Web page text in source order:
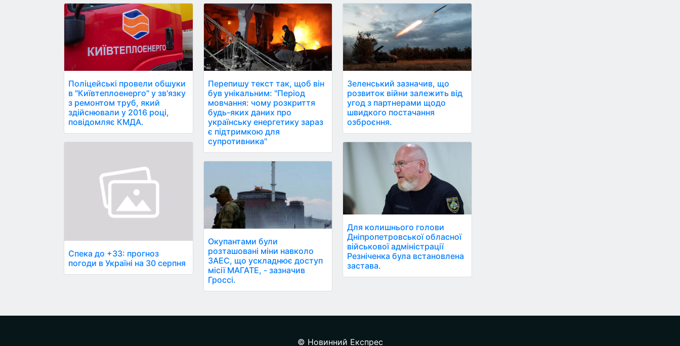
Поліцейські провели обшуки
в "Київтеплоенерго" у зв'язку
з ремонтом труб, який
здійснювали у 2016 році,
повідомляє КМДА.
Спека до +33: прогноз
погоди в Україні на 30 серпня
Перепишу текст так, щоб він
був унікальним: "Період
мовчання: чому розкриття
будь-яких даних про
українську енергетику зараз
є підтримкою для
супротивника"
Окупантами були
розташовані міни навколо
ЗАЕС, що ускладнює доступ
місії МАГАТЕ, - зазначив
Гроссі.
Зеленський зазначив, що
розвиток війни залежить від
угод з партнерами щодо
швидкого постачання
озброєння.
Для колишнього голови
Дніпропетровської обласної
військової адміністрації
Резніченка була встановлена
застава.
© Новинний Експрес